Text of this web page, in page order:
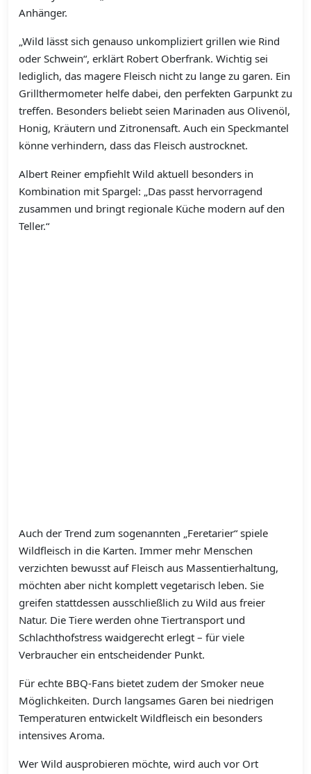
Anhänger.
„Wild lässt sich genauso unkompliziert grillen wie Rind
oder Schwein“, erklärt Robert Oberfrank. Wichtig sei
lediglich, das magere Fleisch nicht zu lange zu garen. Ein
Grillthermometer helfe dabei, den perfekten Garpunkt zu
treffen. Besonders beliebt seien Marinaden aus Olivenöl,
Honig, Kräutern und Zitronensaft. Auch ein Speckmantel
könne verhindern, dass das Fleisch austrocknet.
Albert Reiner empfiehlt Wild aktuell besonders in
Kombination mit Spargel: „Das passt hervorragend
zusammen und bringt regionale Küche modern auf den
Teller.“
Auch der Trend zum sogenannten „Feretarier“ spiele
Wildfleisch in die Karten. Immer mehr Menschen
verzichten bewusst auf Fleisch aus Massentierhaltung,
möchten aber nicht komplett vegetarisch leben. Sie
greifen stattdessen ausschließlich zu Wild aus freier
Natur. Die Tiere werden ohne Tiertransport und
Schlachthofstress waidgerecht erlegt – für viele
Verbraucher ein entscheidender Punkt.
Für echte BBQ-Fans bietet zudem der Smoker neue
Möglichkeiten. Durch langsames Garen bei niedrigen
Temperaturen entwickelt Wildfleisch ein besonders
intensives Aroma.
Wer Wild ausprobieren möchte, wird auch vor Ort